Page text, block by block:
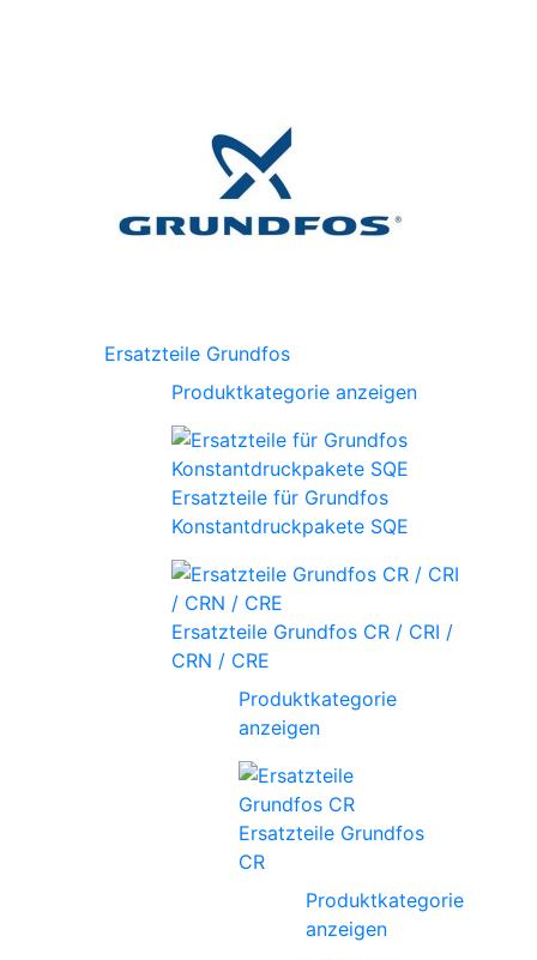
Ersatzteile Grundfos
Produktkategorie anzeigen
Ersatzteile für Grundfos
Konstantdruckpakete SQE
Ersatzteile Grundfos CR / CRI /
CRN / CRE
Produktkategorie
anzeigen
Ersatzteile Grundfos
CR
Produktkategorie
anzeigen